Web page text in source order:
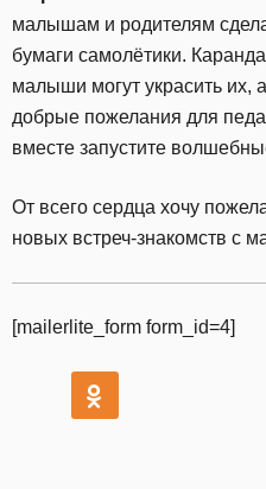
малышам и родителям
бумаги самолётики.
малыши могут украсить их,
добрые пожелания для
вместе запустите
От всего сердца хочу
новых встреч-знакомств с
[mailerlite_form form_id=4]